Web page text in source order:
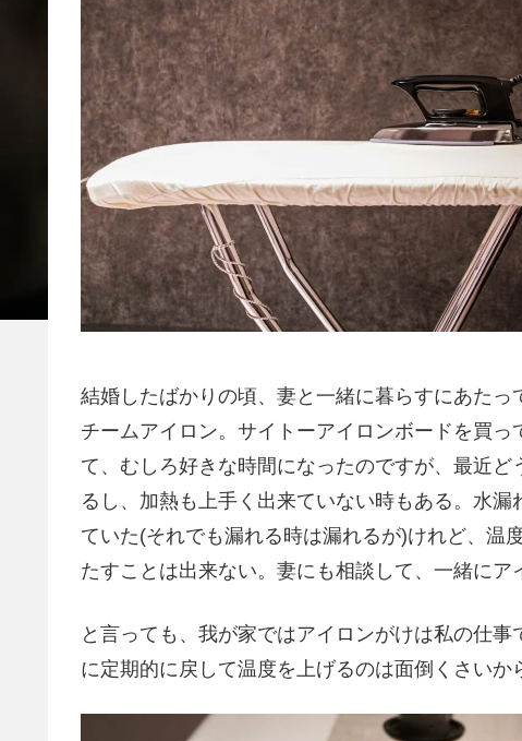
結婚したばかりの頃、妻と一緒に暮らすにあた
チームアイロン。サイトーアイロンボードを買
て、むしろ好きな時間になったのですが、最近
るし、加熱も上手く出来ていない時もある。水
ていた(それでも漏れる時は漏れるが)けれど、温
たすことは出来ない。妻にも相談して、一緒にア
と言っても、我が家ではアイロンがけは私の仕
に定期的に戻して温度を上げるのは面倒くさいか